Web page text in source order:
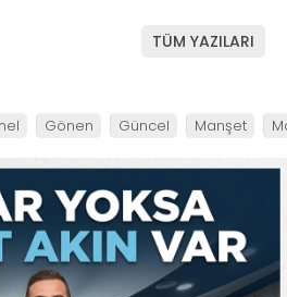
TÜM YAZILARI
Gönen Güncel Manşet